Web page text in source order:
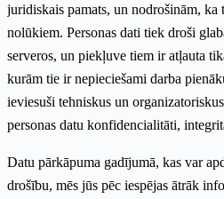
juridiskais pamats, un nodrošinām,
nolūkiem. Personas dati tiek droši
serveros, un piekļuve tiem ir atļauta
kurām tie ir nepieciešami darba
ieviesuši tehniskus un
personas datu konfidencialitāti,
Datu pārkāpuma gadījumā, kas var
drošību, mēs jūs pēc iespējas ātrāk